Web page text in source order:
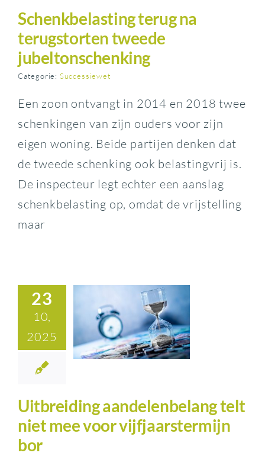
Schenkbelasting terug na
terugstorten tweede
jubeltonschenking
Categorie: Successiewet
Een zoon ontvangt in 2014 en 2018 twee
schenkingen van zijn ouders voor zijn
eigen woning. Beide partijen denken dat
de tweede schenking ook belastingvrij is.
De inspecteur legt echter een aanslag
schenkbelasting op, omdat de vrijstelling
maar
23
10,
2025
Uitbreiding aandelenbelang telt
niet mee voor vijfjaarstermijn
bor